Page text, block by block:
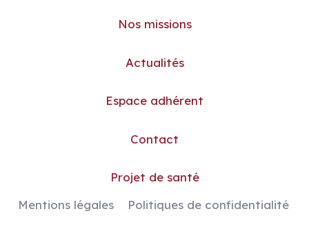
Nos missions
Actualités
Espace adhérent
Contact
Projet de santé
Mentions légales
Politiques de confidentialité